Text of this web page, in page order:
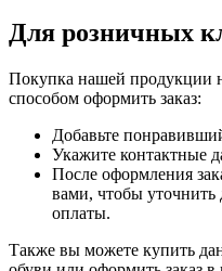
Для розничных
Покупка нашей продукции
способом оформить заказ:
Добавьте
Укажите контактные
После оформления
вами, чтобы уточнить
оплаты.
Также вы можете купить